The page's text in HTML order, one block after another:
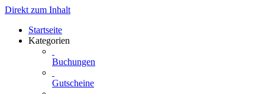
Direkt zum Inhalt
Startseite
Kategorien
Buchungen
Gutscheine